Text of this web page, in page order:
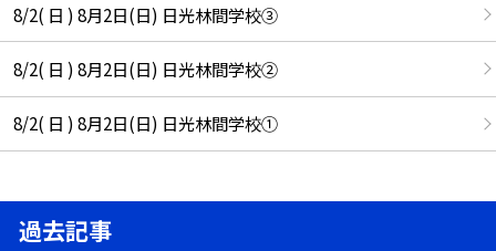
8/2( 日 ) 8月2日(日) 日光林間学校③
8/2( 日 ) 8月2日(日) 日光林間学校②
8/2( 日 ) 8月2日(日) 日光林間学校①
過去記事